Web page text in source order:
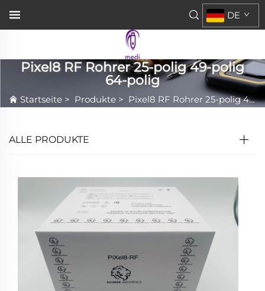
DE
Pixel8 RF Rohrer 25-polig 49-polig
64-polig
Startseite > Produkte > Pixel8 RF Rohrer 25-polig 49-polig 64-polig
ALLE PRODUKTE